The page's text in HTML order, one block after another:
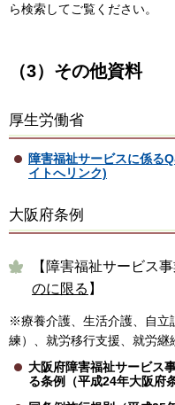
ら検索してご覧ください。
（3）その他資料
厚生労働省
障害福祉サービスに係る
イトへリンク)
大阪府条例
【障害福祉サービス
のに限る 】
※療養介護、生活介護、自立
練）、就労移行支援、就労継
大阪府障害福祉サービス
る条例（平成24年大阪府